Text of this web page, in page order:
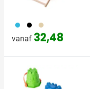
033 001 357
vanaf 32,48